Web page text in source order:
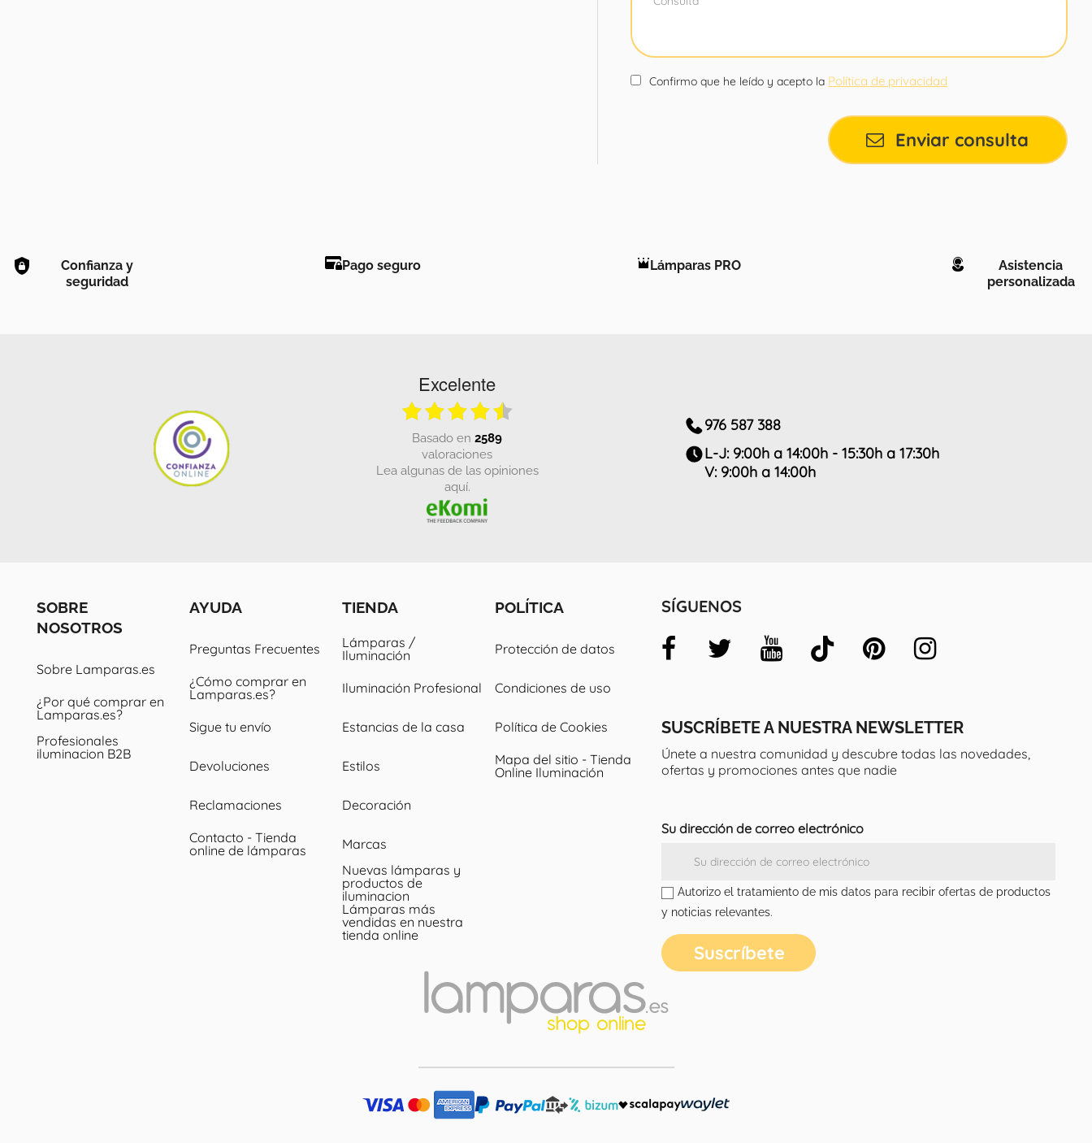
Confirmo que he leído y acepto la Política de privacidad
Enviar consulta
Confianza y
seguridad
Pago seguro Lámparas PRO
Asistencia
personalizada
Excelente
basado en 2589
valoraciones
Lea algunas de las opiniones
aquí.
976 587 388
L-J: 9:00h a 14:00h - 15:30h a 17:30h
V: 9:00h a 14:00h
SOBRE
NOSOTROS
Sobre Lamparas.es
¿Por qué comprar en
Lamparas.es?
Profesionales
iluminacion B2B
AYUDA
Preguntas Frecuentes
¿Cómo comprar en
Lamparas.es?
Sigue tu envío
Devoluciones
Reclamaciones
Contacto - Tienda
online de lámparas
TIENDA
Lámparas /
Iluminación
Iluminación Profesional
Estancias de la casa
Estilos
Decoración
Marcas
Nuevas lámparas y
productos de
iluminacion
Lámparas más
vendidas en nuestra
tienda online
POLÍTICA
Protección de datos
Condiciones de uso
Política de Cookies
Mapa del sitio - Tienda
Online Iluminación
SUSCRÍBETE A NUESTRA NEWSLETTER
Únete a nuestra comunidad y descubre todas las novedades,
ofertas y promociones antes que nadie
Su dirección de correo electrónico
Autorizo el tratamiento de mis datos para recibir ofertas de productos
y noticias relevantes.
SÍGUENOS